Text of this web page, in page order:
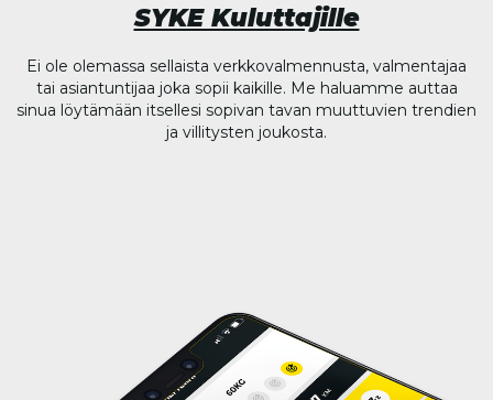
SYKE Kuluttajille
Ei ole olemassa sellaista verkkovalmennusta, valmentajaa
tai asiantuntijaa joka sopii kaikille. Me haluamme auttaa
sinua löytämään itsellesi sopivan tavan muuttuvien trendien
ja villitysten joukosta.